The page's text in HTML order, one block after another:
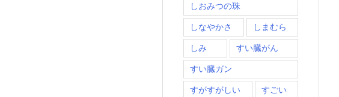
しおみつの珠
しなやかさ しまむら
しみ すい臓がん
すい臓ガン
すがすがしい すごい